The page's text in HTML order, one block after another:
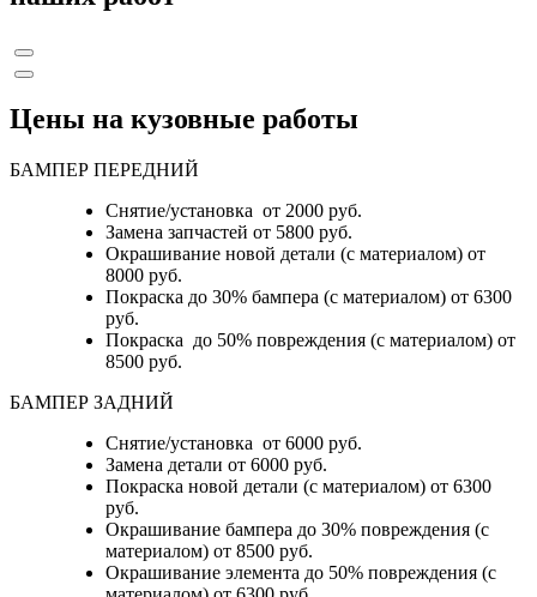
Цены на кузовные работы
БАМПЕР ПЕРЕДНИЙ
Снятие/установка от 2000 руб.
Замена запчастей от 5800 руб.
Окрашивание новой детали (с материалом) от
8000 руб.
Покраска до 30% бампера (с материалом) от 6300
руб.
Покраска до 50% повреждения (с материалом) от
8500 руб.
БАМПЕР ЗАДНИЙ
Снятие/установка от 6000 руб.
Замена детали от 6000 руб.
Покраска новой детали (с материалом) от 6300
руб.
Окрашивание бампера до 30% повреждения (с
материалом) от 8500 руб.
Окрашивание элемента до 50% повреждения (с